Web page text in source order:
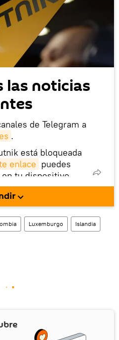
las noticias
de Telegram a
.
está bloqueada
enlace puedes
tu dispositivo
en la red
Luxemburgo Islandia